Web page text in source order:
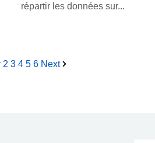
répartir les données sur...
2 3 4 5 6 Next